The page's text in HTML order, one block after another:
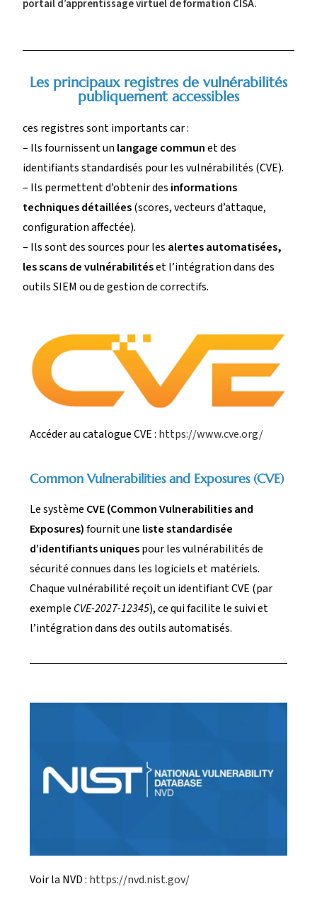
portail d’apprentissage virtuel de formation CISA.
Les principaux registres de vulnérabilités
publiquement accessibles
ces registres sont importants car :
– Ils fournissent un langage communet des
identifiants standardisés pour les vulnérabilités (CVE).
– Ils permettent d’obtenir des informations
techniques détaillées(scores, vecteurs d’attaque,
configuration affectée).
– Ils sont des sources pour les alertes automatisées,
les scans de vulnérabilitéset l’intégration dans des
outils SIEM ou de gestion de correctifs.
Accéder au catalogue CVE : https://www.cve.org/
Common Vulnerabilities and Exposures (CVE)
Le système CVE (Common Vulnerabilities and
Exposures)fournit une liste standardisée
d’identifiants uniquespour les vulnérabilités de
sécurité connues dans les logiciels et matériels.
Chaque vulnérabilité reçoit un identifiant CVE (par
exemple CVE-2027-12345), ce qui facilite le suivi et
l’intégration dans des outils automatisés.
Voir la NVD : https://nvd.nist.gov/